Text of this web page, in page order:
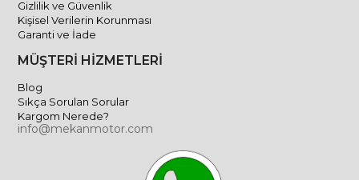
Gizlilik ve Güvenlik
Kişisel Verilerin Korunması
Garanti ve İade
MÜŞTERİ HİZMETLERİ
Blog
Sıkça Sorulan Sorular
Kargom Nerede?
info@mekanmotor.com